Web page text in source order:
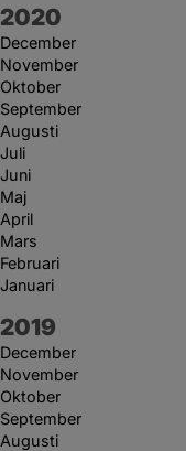
År:
2020
December
November
Oktober
September
Augusti
Juli
Juni
Maj
April
Mars
Februari
Januari
År:
2019
December
November
Oktober
September
Augusti